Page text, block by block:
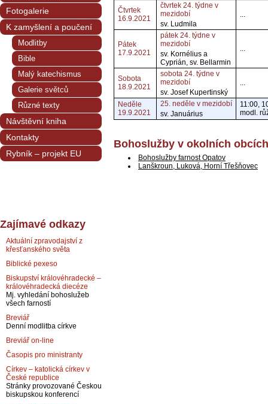
Čtvrtek
16.9.2021
čtvrtek 24. týdne v
mezidobí
sv. Ludmila
...
Pátek
17.9.2021
pátek 24. týdne v
mezidobí
sv. Kornélius a
Cyprián, sv. Bellarmin
...
Sobota
18.9.2021
sobota 24. týdne v
mezidobí
sv. Josef Kupertinský
...
Neděle
19.9.2021
25. neděle v mezidobí
sv. Januárius
11:00,
modl.
Bohoslužby v okolních obcích
Bohoslužby farnost Opatov
Lanškroun, Luková, Horní Třešňovec
Fotogalerie
K zamyšlení a poučení
Modlitby
Bible
Malý katechismus
Galerie světců
Různé texty
Návštěvní kniha
Kontakty
Rybník – projekt EU
Zajímavé odkazy
Aktuální zpravodajství z
křesťanského světa
Biblické pexeso
Biskupství královéhradecké –
královéhradecká diecéze
Mj. vyhledání bohoslužeb
všech farností
Breviář
Denní modlitba církve
Breviář on-line
Časopis pro ministranty
Církev – katolická církev v
České republice
Stránky provozované Českou
biskupskou konferencí